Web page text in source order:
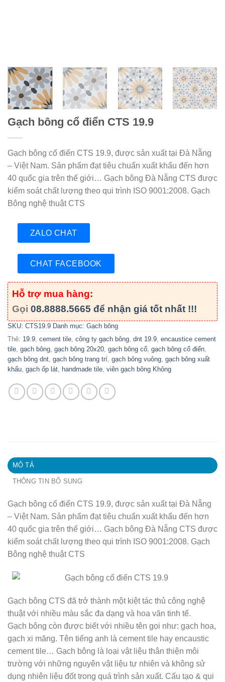
Gạch bông cổ điển CTS 19.9
Gạch bông cổ điển CTS 19.9, được sản xuất tại Đà Nẵng
– Việt Nam. Sản phẩm đạt tiêu chuẩn xuất khẩu đến hơn
40 quốc gia trên thế giới… Gạch bông Đà Nẵng CTS được
kiểm soát chất lượng theo qui trình ISO 9001:2008. Gạch
Bông nghệ thuật CTS
ZALO CHAT
CHAT FACEBOOK
Hỗ trợ mua hàng:
Gọi 08.8888.5665 để nhận giá tốt nhất !!!
SKU: CTS19.9 Danh mục: Gạch bông
Thẻ: 19.9 cement tile công ty gạch bông dnt 19.9 encaustice cement
tile gạch bông gạch bông 20x20 gạch bông cổ gạch bông cổ điển
gạch bông dnt gạch bông trang trí gạch bông vuông gạch bông xuất
khẩu gạch ốp lát handmade tile viên gạch bông Không
MÔ TẢ
THÔNG TIN BỔ SUNG
Gạch bông cổ điển CTS 19.9, được sản xuất tại Đà Nẵng
– Việt Nam. Sản phẩm đạt tiêu chuẩn xuất khẩu đến hơn
40 quốc gia trên thế giới… Gạch bông Đà Nẵng CTS được
kiểm soát chất lượng theo qui trình ISO 9001:2008. Gạch
Bông nghệ thuật CTS
Gạch bông CTS đã trở thành một kiệt tác thủ công nghệ
thuật với nhiều màu sắc đa dạng và hoa văn tinh tế.
Gạch bông còn được biết với nhiều tên gọi như: gạch hoa,
gạch xi măng. Tên tiếng anh là cement tile hay encaustic
cement tile… Gạch bông là loại vật liệu thân thiện môi
trường với những nguyên vật liệu tự nhiên và không sử
dụng nhiên liệu đốt trong quá trình sản xuất. Cấu tạo & qui